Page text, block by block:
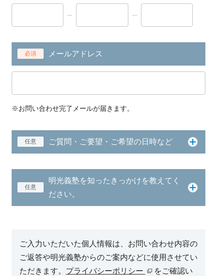
必須 メールアドレス
※お問い合わせ完了メールが届きます。
任意 ご質問・ご要望・ご希望の日時など
任意
明光義塾を知ったきっかけを教えてく
ださい。
ご入力いただいた個人情報は、お問い合わせ内容の
ご返答や明光義塾からのご案内などに使用させてい
ただきます。 プライバシーポリシー をご確認い